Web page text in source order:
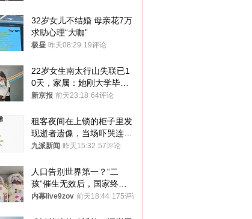
32岁女儿不结婚 母亲花7万
求助心理“大咖”
极昼 昨天08:29 19评论
22岁女生南太行山失联已1
0天，家属：她刚大学毕业
想到山里旅行
新京报 前天23:18 64评论
租客夜间在上锁的柜子里发
现逝者遗像，当场吓哭连夜
搬离，房东退还押金
九派新闻 昨天15:32 57评论
人口告别世界第一？“二
孩”催生无效后，国家终于
向住房出手了！
内幕live9zov 前天18:44 175评论